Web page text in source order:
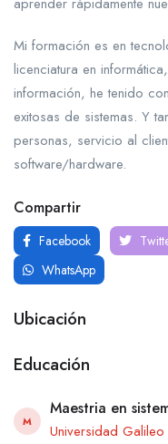
Mi formación es en
licenciatura en
información, he tenido
exitosas de sistemas. Y
personas, servicio al
software/hardware.
Compartir
Facebook
WhatsApp
Ubicación
Educación
M
Maestria en
Universidad Galileo